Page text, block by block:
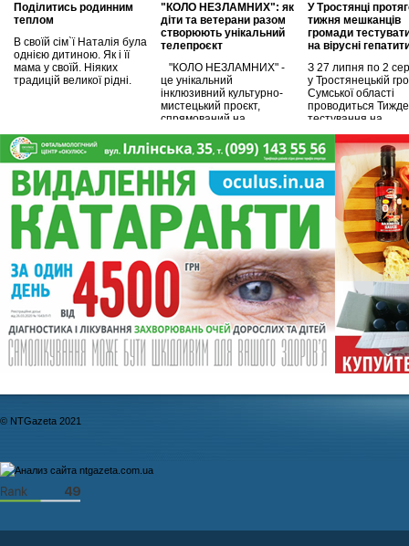
Поділитись родинним
теплом
В своїй сім`ї Наталія була
однією дитиною. Як і її
мама у своїй. Ніяких
традицій великої рідні.
"КОЛО НЕЗЛАМНИХ": як
діти та ветерани разом
створюють унікальний
телепроєкт
"КОЛО НЕЗЛАМНИХ" -
це унікальний
інклюзивний культурно-
мистецький проєкт,
спрямований на
У Тростянці
тижня мешканців
громади
на вірусні
З 27 липня по 2
у Тростянецькій
Сумської області
проводиться
тестування на
© NTGazeta 2021